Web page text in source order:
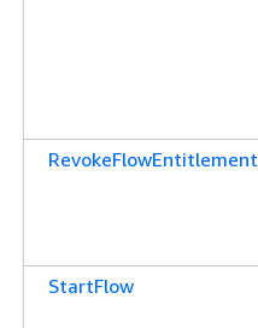
RevokeFlowEntitlement
StartFlow